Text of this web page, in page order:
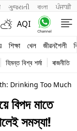
ગુજરાતી বাংলা ਪੰਜਾਬੀ
AQI
শিক্ষা খেল জীৱনশৈলী
হিমন্ত বিশ্ব শৰ্মা ৰাজনীতি
Drinking Too Much
বিপদ মাতে
সমস্যা!